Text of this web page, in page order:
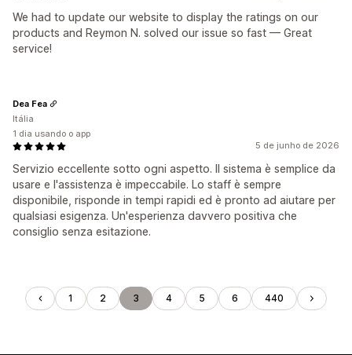
We had to update our website to display the ratings on our
products and Reymon N. solved our issue so fast — Great
service!
5 de junho de 2026
Servizio eccellente sotto ogni aspetto. Il sistema è semplice da
usare e l'assistenza è impeccabile. Lo staff è sempre
disponibile, risponde in tempi rapidi ed è pronto ad aiutare per
qualsiasi esigenza. Un'esperienza davvero positiva che
consiglio senza esitazione.
Dea Fea
Itália
1 dia usando o app
1 2 3 4 5 6 440